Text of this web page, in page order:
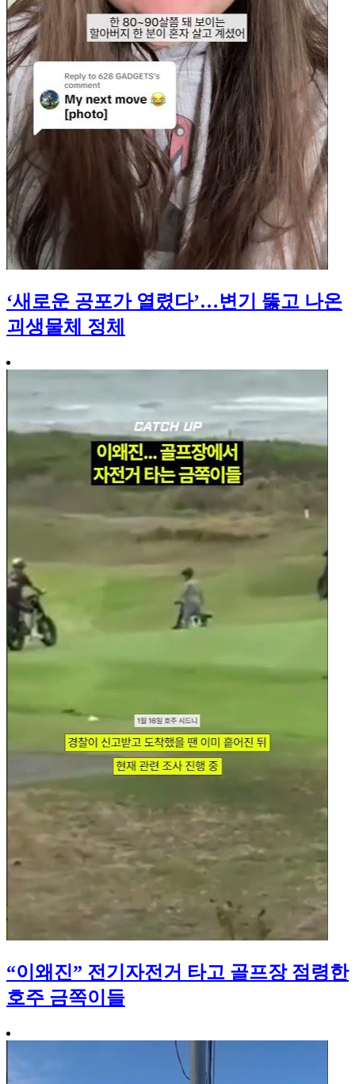
‘새로운 공포가 열렸다’…변기 뚫고 나온
괴생물체 정체
“이왜진” 전기자전거 타고 골프장 점령한
호주 금쪽이들